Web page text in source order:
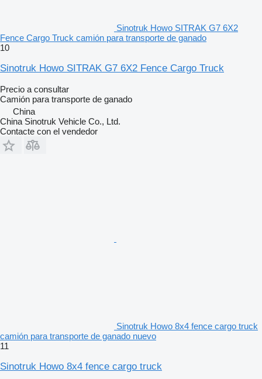
Sinotruk Howo SITRAK G7 6X2
Fence Cargo Truck camión para transporte de ganado
10
Sinotruk Howo SITRAK G7 6X2 Fence Cargo Truck
Precio a consultar
Camión para transporte de ganado
China
China Sinotruk Vehicle Co., Ltd.
Contacte con el vendedor
Sinotruk Howo 8x4 fence cargo truck
camión para transporte de ganado nuevo
11
Sinotruk Howo 8x4 fence cargo truck